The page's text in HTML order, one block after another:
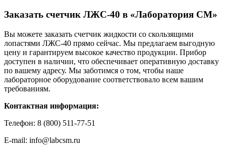
Заказать счетчик ЛЖС-40 в «Лаборатория СМ»
Вы можете заказать счетчик жидкости со скользящими
лопастями ЛЖС-40 прямо сейчас. Мы предлагаем выгодную
цену и гарантируем высокое качество продукции. Прибор
доступен в наличии, что обеспечивает оперативную доставку
по вашему адресу. Мы заботимся о том, чтобы наше
лабораторное оборудование соответствовало всем вашим
требованиям.
Контактная информация:
Телефон: 8 (800) 511-77-51
E-mail: info@labcsm.ru